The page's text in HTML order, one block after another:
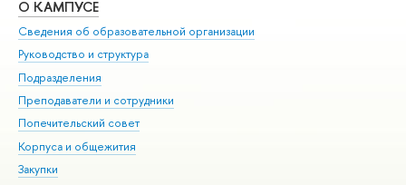
О КАМПУСЕ
Сведения об образовательной организации
Руководство и структура
Подразделения
Преподаватели и сотрудники
Попечительский совет
Корпуса и общежития
Закупки